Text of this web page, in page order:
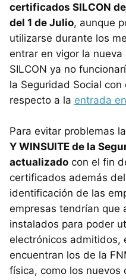
certificados SILCON
del 1 de Julio, aunque
utilizarse durante los
entrar en vigor la
SILCON ya no
la Seguridad Social
respecto a la entrada
Para evitar problemas
Y WINSUITE de la
actualizado con el fin
certificados además del
identificación de las
empresas tendrían que
instalados para poder
electrónicos admitidos,
encuentran los de la
física, como los nuevos